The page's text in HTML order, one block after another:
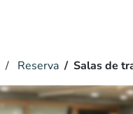
Reserva Salas de